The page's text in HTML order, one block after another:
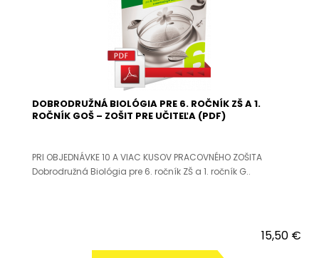
DOBRODRUŽNÁ BIOLÓGIA PRE 6. ROČNÍK ZŠ A 1.
ROČNÍK GOŠ – ZOŠIT PRE UČITEĽA (PDF)
PRI OBJEDNÁVKE 10 A VIAC KUSOV PRACOVNÉHO ZOŠITA
Dobrodružná Biológia pre 6. ročník ZŠ a 1. ročník G..
15,50 €